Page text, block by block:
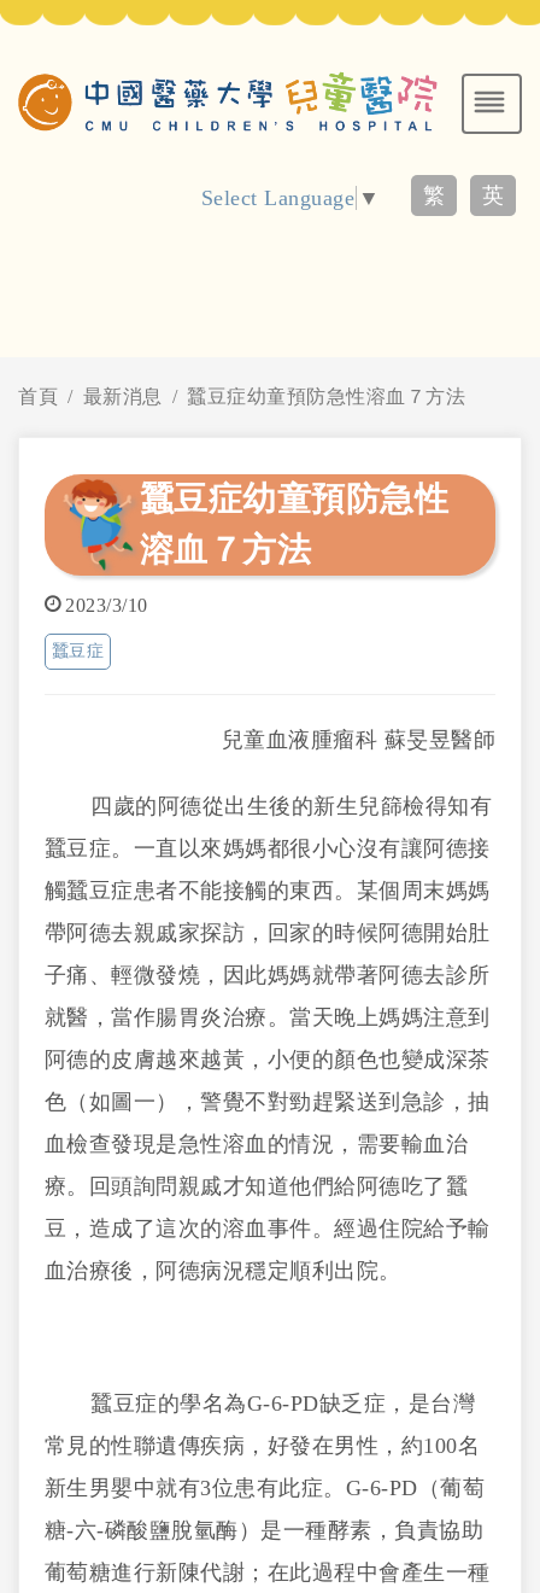
Select Language ▼ 繁 英
首頁 最新消息 蠶豆症幼童預防急性溶血７方法
蠶豆症幼童預防急性
溶血７方法
2023/3/10
蠶豆症
兒童血液腫瘤科 蘇旻昱醫師
四歲的阿德從出生後的新生兒篩檢得知有
蠶豆症。一直以來媽媽都很小心沒有讓阿德接
觸蠶豆症患者不能接觸的東西。某個周末媽媽
帶阿德去親戚家探訪，回家的時候阿德開始肚
子痛、輕微發燒，因此媽媽就帶著阿德去診所
就醫，當作腸胃炎治療。當天晚上媽媽注意到
阿德的皮膚越來越黃，小便的顏色也變成深茶
色（如圖一），警覺不對勁趕緊送到急診，抽
血檢查發現是急性溶血的情況，需要輸血治
療。回頭詢問親戚才知道他們給阿德吃了蠶
豆，造成了這次的溶血事件。經過住院給予輸
血治療後，阿德病況穩定順利出院。
蠶豆症的學名為G-6-PD缺乏症，是台灣
常見的性聯遺傳疾病，好發在男性，約100名
新生男嬰中就有3位患有此症。G-6-PD（葡萄
糖-六-磷酸鹽脫氫酶）是一種酵素，負責協助
葡萄糖進行新陳代謝；在此過程中會產生一種